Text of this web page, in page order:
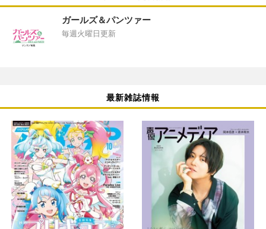
ガールズ＆パンツァー
毎週火曜日更新
最新雑誌情報